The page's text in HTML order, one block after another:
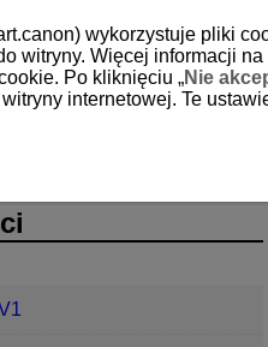
AF/Tryb wyzwalania
wykorzystuje pliki
witryny. Więcej informacji
Po kliknięciu „Nie
internetowej. Te